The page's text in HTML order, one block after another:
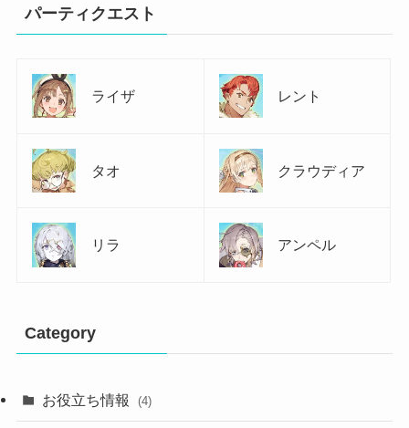
パーティクエスト
ライザ レント
タオ クラウディア
リラ アンペル
Category
お役立ち情報 (4)